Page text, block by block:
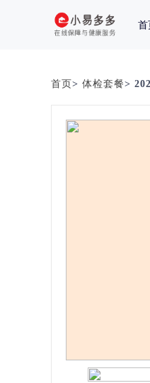
首
首页> 体检套餐>